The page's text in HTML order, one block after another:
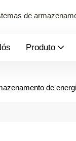
de
Produto
de